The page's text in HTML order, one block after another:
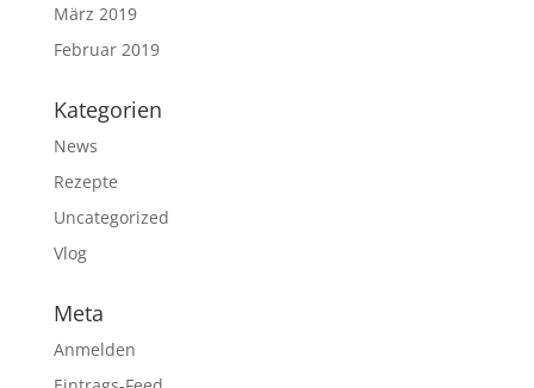
März 2019
Februar 2019
Kategorien
News
Rezepte
Uncategorized
Vlog
Meta
Anmelden